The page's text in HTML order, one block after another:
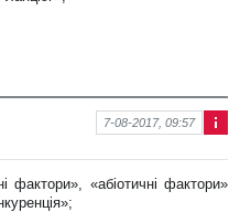
ор
ція
7-08-2017, 09:57
фактори», «абіотичні фактори»